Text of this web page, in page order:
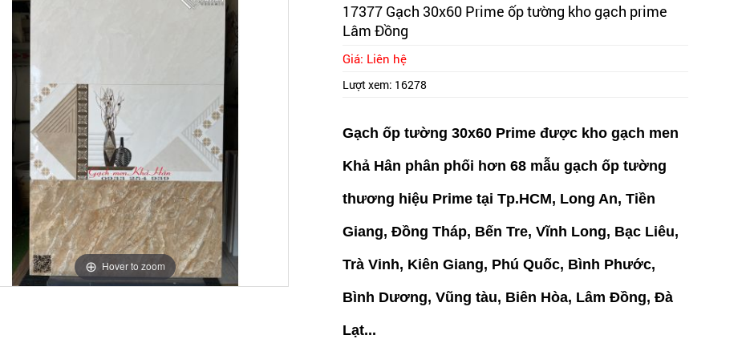
Hover to zoom
17377 Gạch 30x60 Prime ốp tường kho gạch prime
Lâm Đồng
Giá: Liên hệ
Lượt xem: 16278
Gạch ốp tường 30x60 Prime được kho gạch men
Khả Hân phân phối hơn 68 mẫu gạch ốp tường
thương hiệu Prime tại Tp.HCM, Long An, Tiền
Giang, Đồng Tháp, Bến Tre, Vĩnh Long, Bạc Liêu,
Trà Vinh, Kiên Giang, Phú Quốc, Bình Phước,
Bình Dương, Vũng tàu, Biên Hòa, Lâm Đồng, Đà
Lạt...